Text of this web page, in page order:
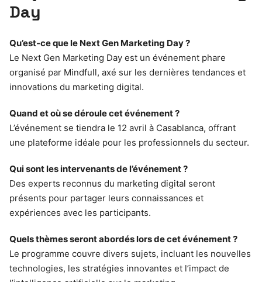
Day
Qu’est-ce que le Next Gen Marketing Day ?
Le Next Gen Marketing Day est un événement phare
organisé par Mindfull, axé sur les dernières tendances et
innovations du marketing digital.
Quand et où se déroule cet événement ?
L’événement se tiendra le 12 avril à Casablanca, offrant
une plateforme idéale pour les professionnels du secteur.
Qui sont les intervenants de l’événement ?
Des experts reconnus du marketing digital seront
présents pour partager leurs connaissances et
expériences avec les participants.
Quels thèmes seront abordés lors de cet événement ?
Le programme couvre divers sujets, incluant les nouvelles
technologies, les stratégies innovantes et l’impact de